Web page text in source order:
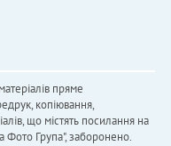
пряме
копіювання,
що містять посилання на
Фото Група", заборонено.